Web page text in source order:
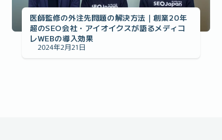
医師監修の外注先問題の解決方法｜創業20年
超のSEO会社・アイオイクスが語るメディコ
レWEBの導入効果
2024年2月21日